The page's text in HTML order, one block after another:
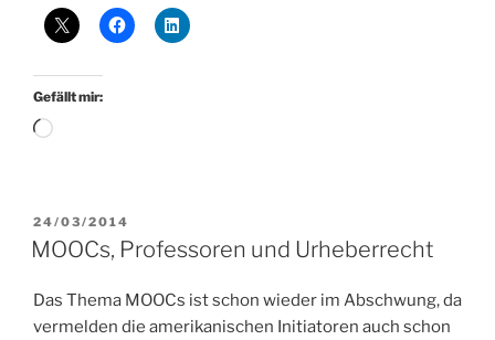
Gefällt mir:
Wird
VERÖFFENTLICHT
AM
24/03/2014
MOOCs, Professoren und Urheberrecht
Das Thema MOOCs ist schon wieder im Abschwung, da
vermelden die amerikanischen Initiatoren auch schon